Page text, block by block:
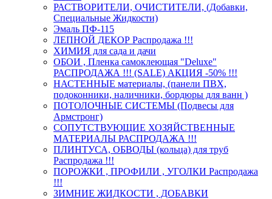
РАСТВОРИТЕЛИ, ОЧИСТИТЕЛИ, (Добавки,
Специальные Жидкости)
Эмаль ПФ-115
ЛЕПНОЙ ДЕКОР Распродажа !!!
ХИМИЯ для сада и дачи
ОБОИ , Пленка самоклеющая "Deluxe"
РАСПРОДАЖА !!! (SALE) АКЦИЯ -50% !!!
НАСТЕННЫЕ материалы, (панели ПВХ,
подоконники, наличники, бордюры для ванн )
ПОТОЛОЧНЫЕ СИСТЕМЫ (Подвесы для
Армстронг)
СОПУТСТВУЮЩИЕ ХОЗЯЙСТВЕННЫЕ
МАТЕРИАЛЫ РАСПРОДАЖА !!!
ПЛИНТУСА, ОБВОДЫ (кольца) для труб
Распродажа !!!
ПОРОЖКИ , ПРОФИЛИ , УГОЛКИ Распродажа
!!!
ЗИМНИЕ ЖИДКОСТИ , ДОБАВКИ